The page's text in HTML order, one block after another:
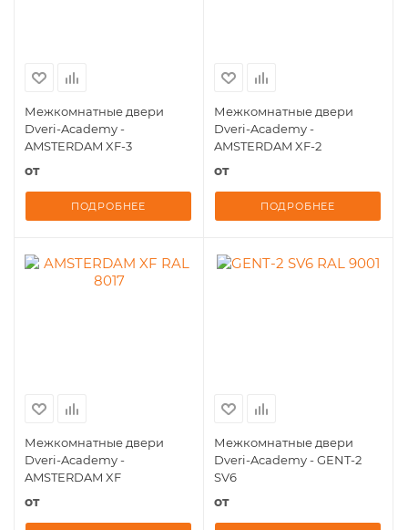
Межкомнатные двери
Dveri-Academy -
AMSTERDAM XF-3
от
ПОДРОБНЕЕ
Межкомнатные двери
Dveri-Academy -
AMSTERDAM XF-2
от
ПОДРОБНЕЕ
Межкомнатные двери
Dveri-Academy -
AMSTERDAM XF
от
Межкомнатные двери
Dveri-Academy - GENT-2
SV6
от